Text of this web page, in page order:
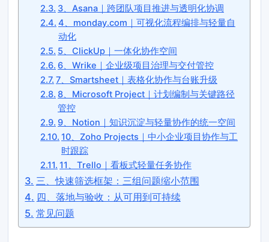
3、Asana｜跨团队项目推进与透明化协调
4、monday.com｜可视化流程编排与轻量自
动化
5、ClickUp｜一体化协作空间
6、Wrike｜企业级项目治理与交付管控
7、Smartsheet｜表格化协作与台账升级
8、Microsoft Project｜计划编制与关键路径
管控
9、Notion｜知识沉淀与轻量协作的统一空间
10、Zoho Projects｜中小企业项目协作与工
时跟踪
11、Trello｜看板式轻量任务协作
三、快速筛选框架：三组问题缩小范围
四、落地与验收：从可用到可持续
常见问题